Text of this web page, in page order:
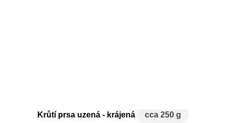
Krůtí prsa uzená - krájená cca 250 g